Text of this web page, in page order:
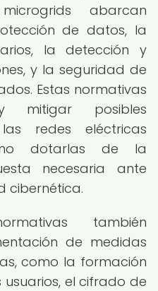
abarcan
de datos, la
la detección y
y la seguridad de
Estas normativas
mitigar posibles
redes eléctricas
dotarlas de la
necesaria ante
cibernética.
también
de medidas
como la formación
el cifrado de